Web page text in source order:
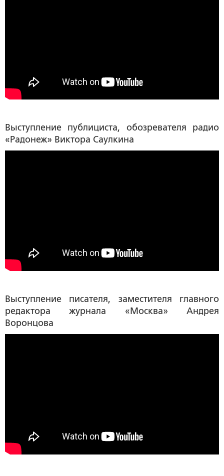
Выступление публициста, обозревателя радио
«Радонеж» Виктора Саулкина
Выступление писателя, заместителя главного
редактора журнала «Москва» Андрея
Воронцова